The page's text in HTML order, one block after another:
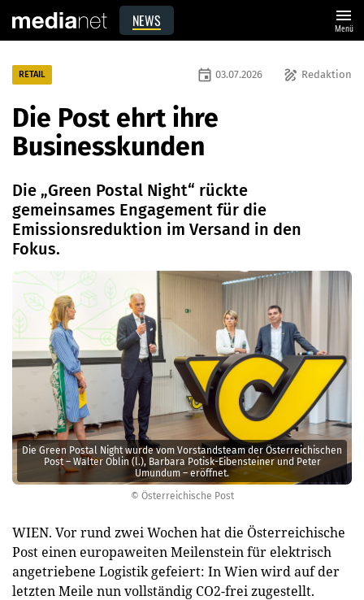
NEWS menu
Menü
© Österreichische Post
Die Green Postal Night wurde vom Vorstands­team der Österreichischen
Post – Walter Oblin (l.), Barbara Potisk-Eibensteiner und Peter
Umundum – eröffnet.
RETAIL draw Redaktion
event 03.07.2026
Die Post ehrt ihre
Businesskunden
Die „Green Postal Night“ rückte
gemeinsames Engagement für die
Emissionsreduktion im Versand in den
Fokus.
WIEN. Vor rund zwei Wochen hat die Österreichische
Post einen europaweiten Meilenstein für elektrisch
angetriebene Logistik gefeiert: In Wien wird auf der
letzten Meile nun vollständig CO2-frei zugestellt.